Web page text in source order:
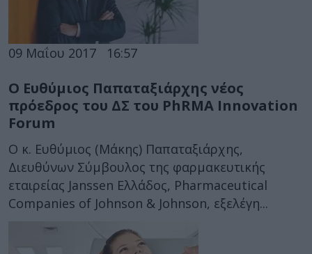
09 Μαΐου 2017 16:57
Ο Ευθύμιος Παπαταξιάρχης νέος
πρόεδρος του ΔΣ του PhRMA Innovation
Forum
Ο κ. Ευθύμιος (Μάκης) Παπαταξιάρχης,
Διευθύνων Σύμβουλος της φαρμακευτικής
εταιρείας Janssen Ελλάδος, Pharmaceutical
Companies of Johnson & Johnson, εξελέγη...